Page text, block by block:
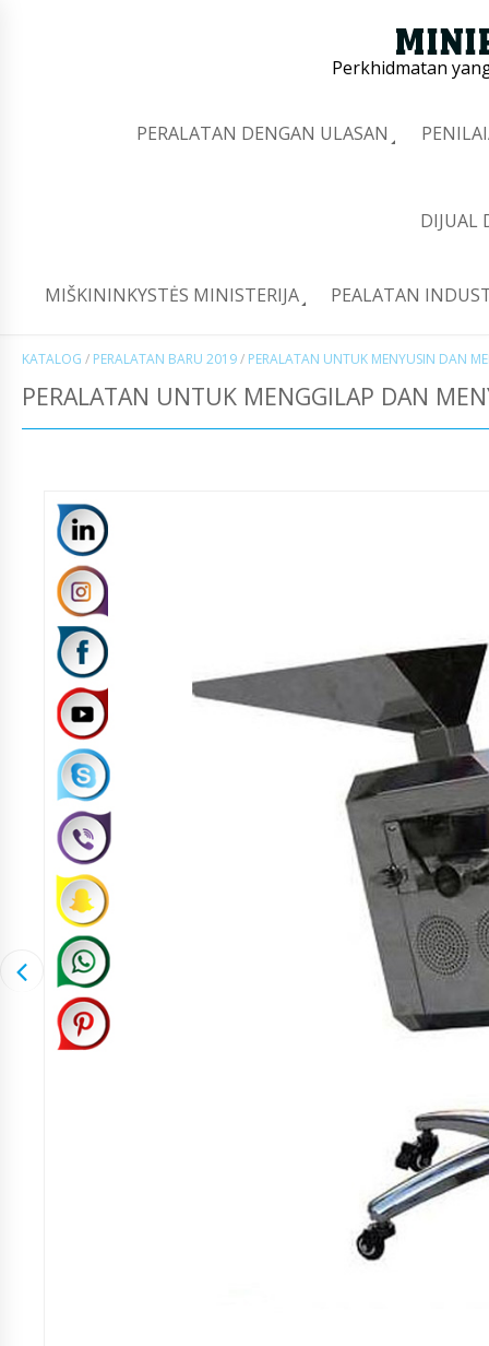
Perkhidmatan
PERALATAN DENGAN ULASAN
DIJUAL
MIŠKININKYSTĖS MINISTERIJA PEALATAN
KATALOG / PERALATAN BARU 2019/ PERALATAN UNTUK MENYUSIN DAN
PERALATAN UNTUK MENGGILAP DAN